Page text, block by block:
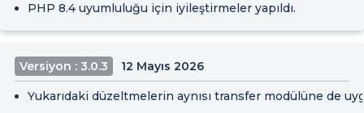
PHP 8.4 uyumluluğu için iyileştirmeler yapıldı.
Versiyon : 3.0.3 12 Mayıs 2026
Yukarıdaki düzeltmelerin aynısı transfer modülüne de